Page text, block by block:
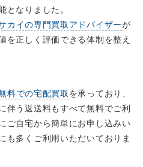
となりました。
カイの専門買取アドバイザーが
を正しく評価できる体制を整え
料での宅配買取 を承っており、
伴う返送料もすべて無料でご利
ご自宅から簡単にお申し込みい
も多くご利用いただいておりま